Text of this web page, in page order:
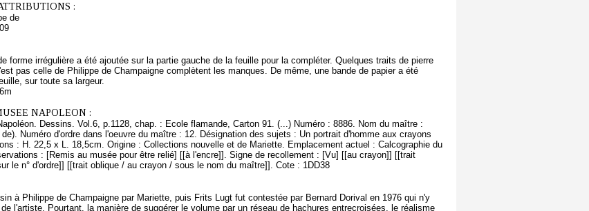
:
de
forme irrégulière a été ajoutée sur la partie gauche de la feuille pour la compléter. Quelques traits de pierre
pas celle de Philippe de Champaigne complètent les manques. De même, une bande de papier a été
sur toute sa largeur.
NAPOLEON :
Dessins. Vol.6, p.1128, chap. : Ecole flamande, Carton 91. (...) Numéro : 8886. Nom du maître :
Numéro d'ordre dans l'oeuvre du maître : 12. Désignation des sujets : Un portrait d'homme aux crayons
: H. 22,5 x L. 18,5cm. Origine : Collections nouvelle et de Mariette. Emplacement actuel : Calcographie du
: [Remis au musée pour être relié] [[à l'encre]]. Signe de recollement : [Vu] [[au crayon]] [[trait
le n° d'ordre]] [[trait oblique / au crayon / sous le nom du maître]]. Cote : 1DD38
à Philippe de Champaigne par Mariette, puis Frits Lugt fut contestée par Bernard Dorival en 1976 qui n'y
l'artiste. Pourtant, la manière de suggérer le volume par un réseau de hachures entrecroisées, le réalisme